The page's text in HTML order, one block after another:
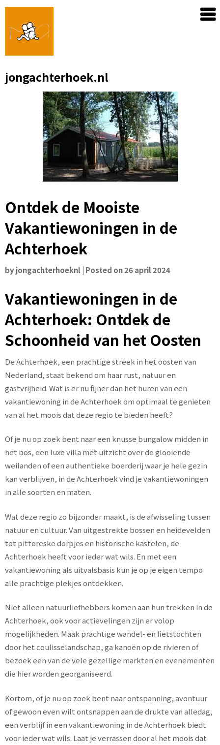
Skip
content
jongachterhoek.nl
Ontdek de Mooiste
Vakantiewoningen in de
Achterhoek
byjongachterhoeknl Posted on26 april 2024
Vakantiewoningen in de
Achterhoek: Ontdek de
Schoonheid van het Oosten
De Achterhoek, een prachtige streek in het oosten van
Nederland, staat bekend om haar rust, natuur en
gastvrijheid. Wat is er nu fijner dan het huren van een
vakantiewoning in de Achterhoek om optimaal te genieten
van al het moois dat deze regio te bieden heeft?
Of je nu op zoek bent naar een knusse bungalow midden in
het bos, een luxe villa met uitzicht over de glooiende
weilanden of een authentieke boerderij waar je hele gezin
kan verblijven, in de Achterhoek vind je vakantiewoningen
in alle soorten en maten.
Wat deze regio zo bijzonder maakt, is de afwisseling tussen
natuur en cultuur. Van uitgestrekte bossen en heidevelden
tot pittoreske dorpjes en historische kastelen, de
Achterhoek heeft voor ieder wat wils. En met een
vakantiewoning als uitvalsbasis kun je op je eigen tempo
alle prachtige plekjes ontdekken.
Niet alleen natuurliefhebbers komen aan hun trekken in de
Achterhoek, ook voor actievelingen zijn er volop
mogelijkheden. Maak prachtige wandel- en fietstochten
door het coulisselandschap, ga kanoën op de rivieren of
bezoek een van de vele gezellige markten en evenementen
die hier worden georganiseerd.
Kortom, of je nu op zoek bent naar ontspanning, avontuur
of gewoon even wilt ontsnappen aan de drukte van alledag,
een verblijf in een vakantiewoning in de Achterhoek biedt
voor ieder wat wils. Laat je verrassen door al het moois dat